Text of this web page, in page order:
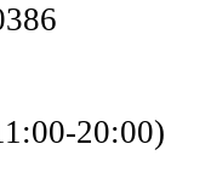
20:00)